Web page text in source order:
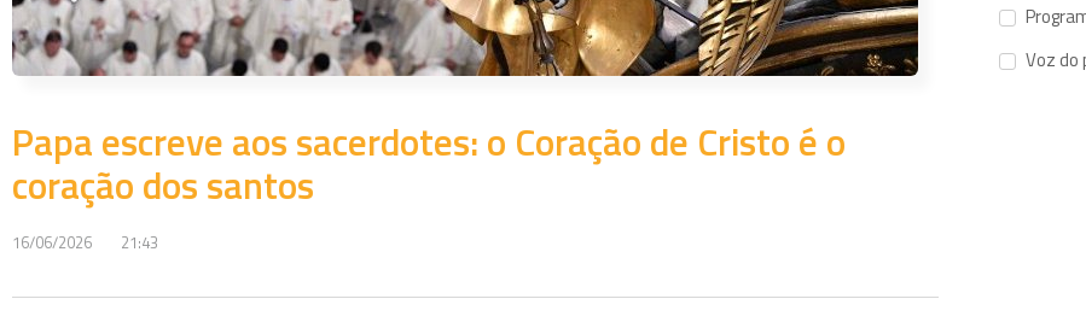
Papa escreve aos sacerdotes: o Coração de Cristo é o
coração dos santos
16/06/2026 21:43
Voz